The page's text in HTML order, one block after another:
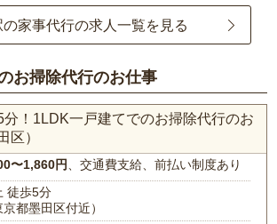
家事代行の求人一覧を見る
お掃除代行のお仕事
！1LDK一戸建てでのお掃除代行のお
区）
〜1,860円 、交通費支給、前払い制度あり
徒歩5分
京都墨田区付近）